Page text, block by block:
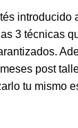
introducido
3 técnicas
post
tu mismo